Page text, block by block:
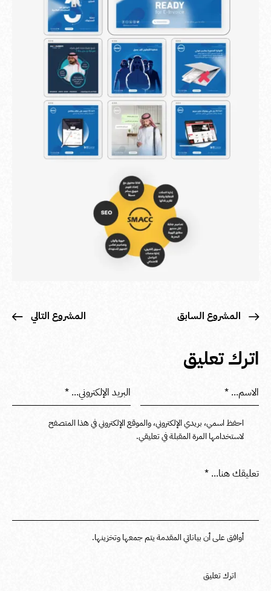
المشروع السابق المشروع التالي
اترك تعليق
احفظ اسمي، بريدي الإلكتروني، والموقع الإلكتروني في هذا المتصفح
لاستخدامها المرة المقبلة في تعليقي.
أوافق على أن بياناتي المقدمة يتم جمعها وتخزينها.